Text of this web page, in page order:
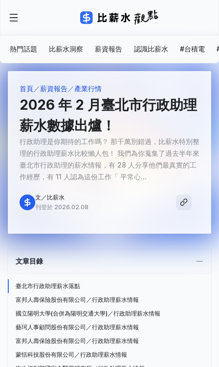
熱門話題 比薪水洞察 薪資報告 認識比薪水 #台積電
首頁 薪資報告 產業行情
2026 年 2 月臺北市行政助理
薪水數據出爐！
行政助理是你期待的工作嗎？ 那千萬別錯過，比薪水特別整
理的行政助理薪水比較懶人包！ 我們為你蒐集了過去半年來
臺北市行政助理的薪水情報，有 28 人分享他們最真實的工
作經歷，有 11 人認為這份工作「 平常心...
文／比薪水
刊登於 2026.02.08
文章目錄
臺北市行政助理薪水落點
富邦人壽保險股份有限公司／行政助理薪水情報
國立陽明大學(合併為陽明交通大學)／行政助理薪水情報
藝珂人事顧問股份有限公司／行政助理薪水情報
富邦人壽保險股份有限公司／行政助理薪水情報
蒙恬科技股份有限公司／行政助理薪水情報